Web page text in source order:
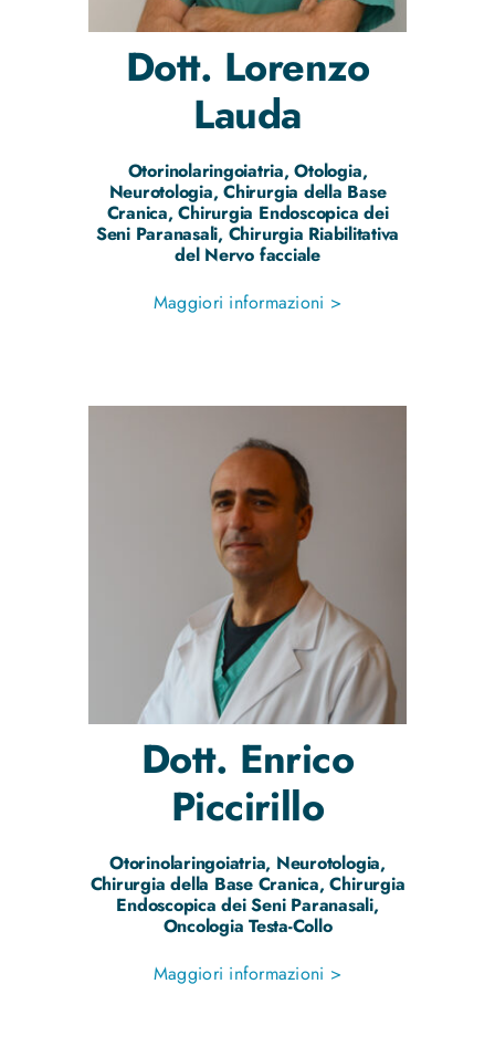
Dott. Lorenzo
Lauda
Otorinolaringoiatria, Otologia,
Neurotologia, Chirurgia della Base
Cranica, Chirurgia Endoscopica dei
Seni Paranasali, Chirurgia Riabilitativa
del Nervo facciale
Maggiori informazioni >
Dott. Enrico
Piccirillo
Otorinolaringoiatria, Neurotologia,
Chirurgia della Base Cranica, Chirurgia
Endoscopica dei Seni Paranasali,
Oncologia Testa-Collo
Maggiori informazioni >